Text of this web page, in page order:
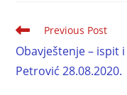
Previous Post
Obavještenje – ispit
Petrović 28.08.2020.